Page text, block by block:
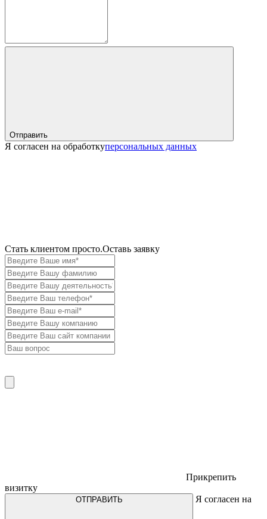
Отправить
Я согласен на обработкуперсональных данных
Cтать клиентом просто.Оставь заявку
Прикрепить
визитку
ОТПРАВИТЬ Я согласен на